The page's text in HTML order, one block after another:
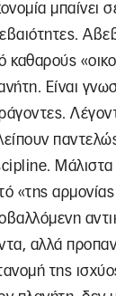
μπαίνει
καθαρούς
Είναι
Μάλιστα
«της
αλλά
της